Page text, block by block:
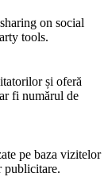
on social
tools.
și oferă
fi numărul de
pe baza vizitelor
publicitare.